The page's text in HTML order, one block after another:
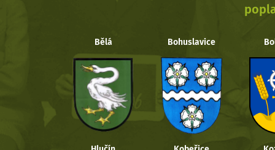
Bělá Bohuslavice